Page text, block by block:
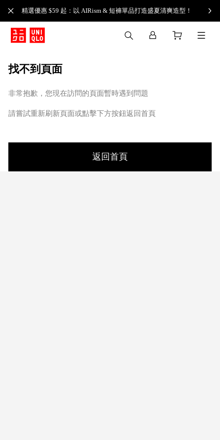
精選優惠 $59 起：以 AIRism & 短褲單品打造盛夏清爽造型！
找不到頁面
非常抱歉，您現在訪問的頁面暫時遇到問題
請嘗試重新刷新頁面或點擊下方按鈕返回首頁
返回首頁